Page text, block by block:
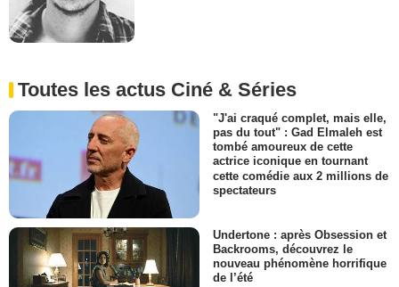
Toutes les actus Ciné & Séries
"J'ai craqué complet, mais elle,
pas du tout" : Gad Elmaleh est
tombé amoureux de cette
actrice iconique en tournant
cette comédie aux 2 millions de
spectateurs
Undertone : après Obsession et
Backrooms, découvrez le
nouveau phénomène horrifique
de l’été